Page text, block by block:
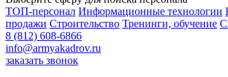
ТОП-персонал Информационные технологии
продажи Строительство Тренинги, обучение
8 (812) 608-6866
info@armyakadrov.ru
заказать звонок